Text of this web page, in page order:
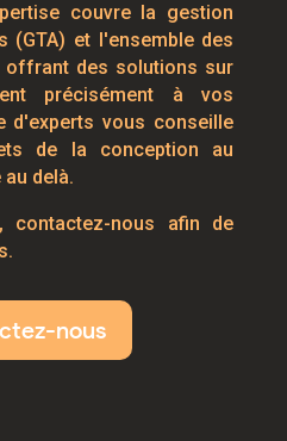
couvre la gestion
(GTA) et l'ensemble des
offrant des solutions sur
précisément à vos
d'experts vous conseille
de la conception au
delà.
contactez-nous afin de
nous